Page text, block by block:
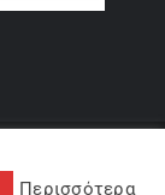
Περισσότερα